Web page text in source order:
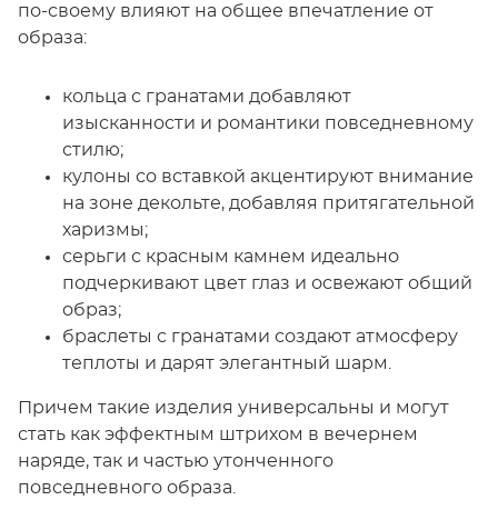
по-своему влияют на общее впечатление от
образа:
кольца с гранатами добавляют
изысканности и романтики повседневному
стилю;
кулоны со вставкой акцентируют внимание
на зоне декольте, добавляя притягательной
харизмы;
серьги с красным камнем идеально
подчеркивают цвет глаз и освежают общий
образ;
браслеты с гранатами создают атмосферу
теплоты и дарят элегантный шарм.
Причем такие изделия универсальны и могут
стать как эффектным штрихом в вечернем
наряде, так и частью утонченного
повседневного образа.